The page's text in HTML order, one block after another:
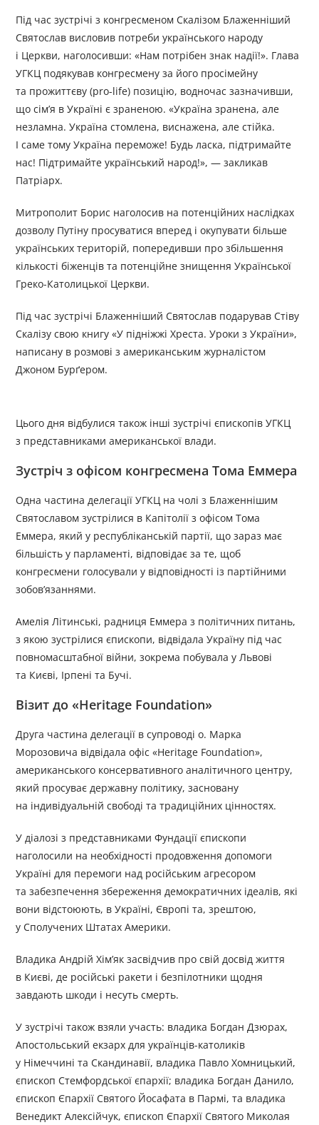
Під час зустрічі з конгресменом Скалізом Блаженніший
Святослав висловив потреби українського народу
і Церкви, наголосивши: «Нам потрібен знак надії!». Глава
УГКЦ подякував конгресмену за його просімейну
та прожиттєву (pro-life) позицію, водночас зазначивши,
що сім’я в Україні є зраненою. «Україна зранена, але
незламна. Україна стомлена, виснажена, але стійка.
І саме тому Україна переможе! Будь ласка, підтримайте
нас! Підтримайте український народ!», — закликав
Патріарх.
Митрополит Борис наголосив на потенційних наслідках
дозволу Путіну просуватися вперед і окупувати більше
українських територій, попередивши про збільшення
кількості біженців та потенційне знищення Української
Греко-Католицької Церкви.
Під час зустрічі Блаженніший Святослав подарував Стіву
Скалізу свою книгу «У підніжжі Хреста. Уроки з України»,
написану в розмові з американським журналістом
Джоном Бурґером.
Цього дня відбулися також інші зустрічі єпископів УГКЦ
з представниками американської влади.
Зустріч з офісом конгресмена Тома Еммера
Одна частина делегації УГКЦ на чолі з Блаженнішим
Святославом зустрілися в Капітолії з офісом Тома
Еммера, який у республіканській партії, що зараз має
більшість у парламенті, відповідає за те, щоб
конгресмени голосували у відповідності із партійними
зобовʼязаннями.
Амелія Літинські, радниця Еммера з політичних питань,
з якою зустрілися єпископи, відвідала Україну під час
повномасштабної війни, зокрема побувала у Львові
та Києві, Ірпені та Бучі.
Візит до «Heritage Foundation»
Друга частина делегації в супроводі о. Марка
Морозовича відвідала офіс «Heritage Foundation»,
американського консервативного аналітичного центру,
який просуває державну політику, засновану
на індивідуальній свободі та традиційних цінностях.
У діалозі з представниками Фундації єпископи
наголосили на необхідності продовження допомоги
Україні для перемоги над російським агресором
та забезпечення збереження демократичних ідеалів, які
вони відстоюють, в Україні, Європі та, зрештою,
у Сполучених Штатах Америки.
Владика Андрій Хім’як засвідчив про свій досвід життя
в Києві, де російські ракети і безпілотники щодня
завдають шкоди і несуть смерть.
У зустрічі також взяли участь: владика Богдан Дзюрах,
Апостольський екзарх для українців-католиків
у Німеччині та Скандинавії, владика Павло Хомницький,
єпископ Стемфордської єпархії; владика Богдан Данило,
єпископ Єпархії Святого Йосафата в Пармі, та владика
Венедикт Алексійчук, єпископ Єпархії Святого Миколая